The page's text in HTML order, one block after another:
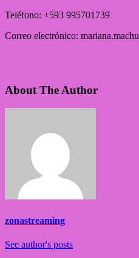
Teléfono: +593 995701739
Correo electrónico:
About The Author
zonastreaming
See author's posts